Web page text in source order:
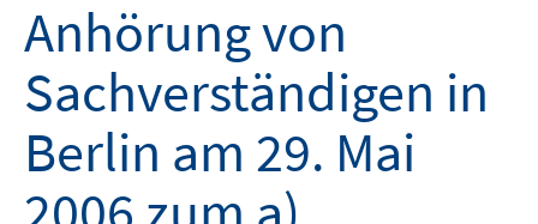
Anhörung von
Sachverständigen in
Berlin am 29. Mai